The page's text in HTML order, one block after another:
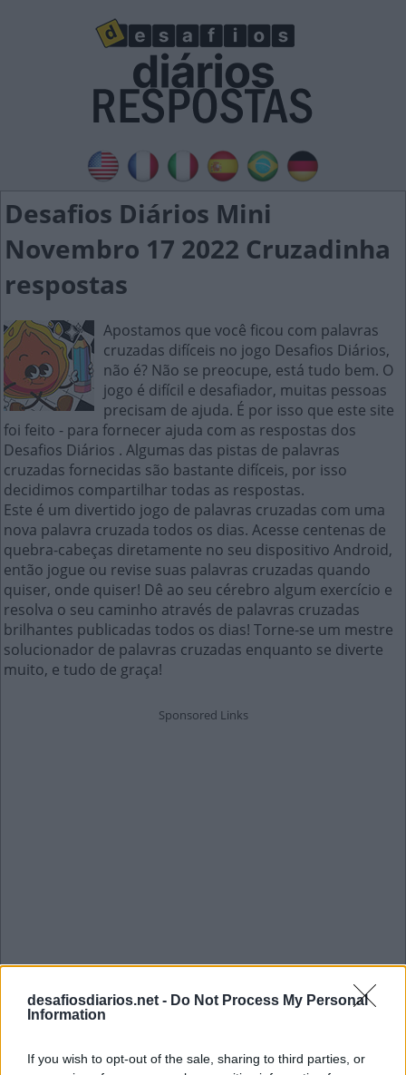
desafiosdiarios.net - Do Not Process My Personal
Information
If you wish to opt-out of the sale, sharing to third parties, or
Desafios Diários Mini
Novembro 17 2022 Cruzadinha
respostas
Apostamos que você ficou com palavras
cruzadas difíceis no jogo Desafios Diários,
não é? Não se preocupe, está tudo bem. O
jogo é difícil e desafiador, muitas pessoas
precisam de ajuda. É por isso que este site
foi feito - para fornecer ajuda com as respostas dos
Desafios Diários . Algumas das pistas de palavras
cruzadas fornecidas são bastante difíceis, por isso
decidimos compartilhar todas as respostas.
Este é um divertido jogo de palavras cruzadas com uma
nova palavra cruzada todos os dias. Acesse centenas de
quebra-cabeças diretamente no seu dispositivo Android,
então jogue ou revise suas palavras cruzadas quando
quiser, onde quiser! Dê ao seu cérebro algum exercício e
resolva o seu caminho através de palavras cruzadas
brilhantes publicadas todos os dias! Torne-se um mestre
solucionador de palavras cruzadas enquanto se diverte
muito, e tudo de graça!